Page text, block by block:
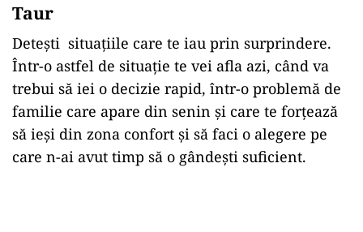
Taur
Detești situațiile care te iau prin surprindere.
Într-o astfel de situație te vei afla azi, când va
trebui să iei o decizie rapid, într-o problemă de
familie care apare din senin și care te forțează
să ieși din zona confort și să faci o alegere pe
care n-ai avut timp să o gândești suficient.